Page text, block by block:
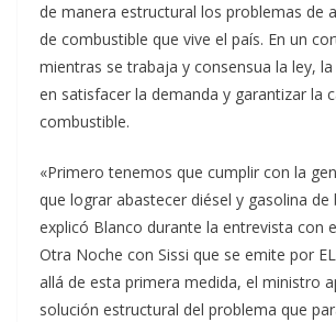
de manera estructural los problemas de
de combustible que vive el país. En un
mientras se trabaja y consensua la ley,
en satisfacer la demanda y garantizar la
combustible.
«Primero tenemos que cumplir con la
que lograr abastecer diésel y gasolina de
explicó Blanco durante la entrevista con
Otra Noche con Sissi que se emite por
allá de esta primera medida, el ministro
solución estructural del problema que